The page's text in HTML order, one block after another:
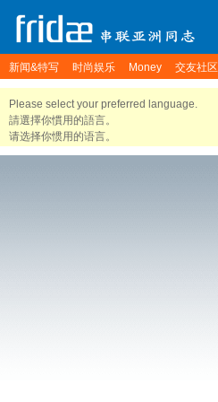
新闻&特写 时尚娱乐 Money 交友社区
Please select your preferred language.
請選擇你慣用的語言。
请选择你惯用的语言。